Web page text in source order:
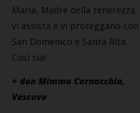
Maria, Madre della tenerezza,
vi assista e vi proteggano con
San Domenico e Santa Rita.
Così sia!
+ don Mimmo Cornacchia,
Vescovo